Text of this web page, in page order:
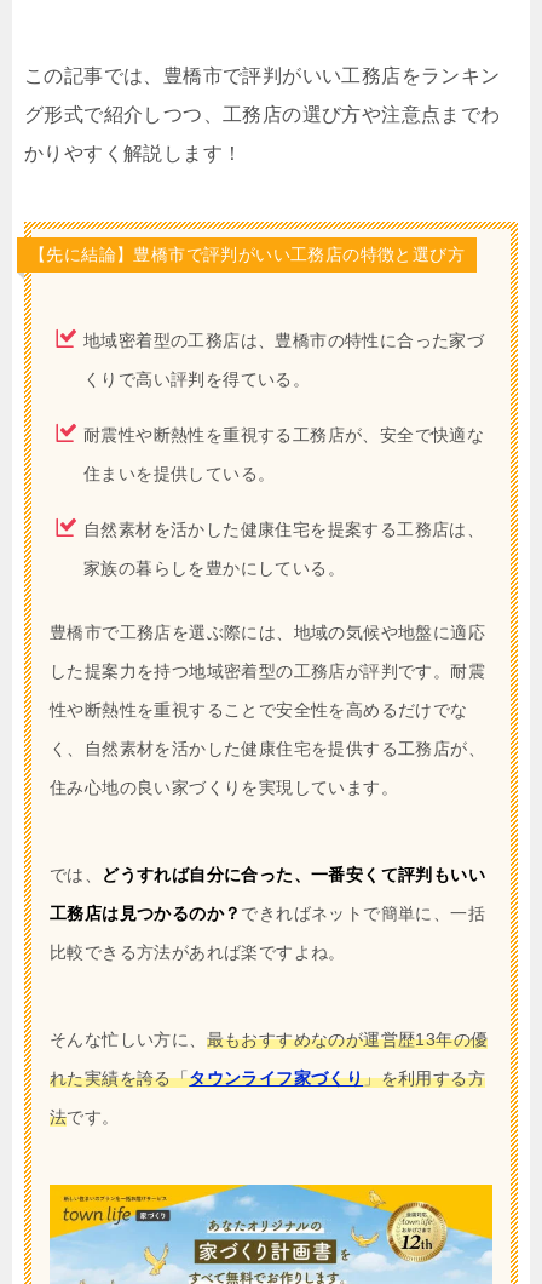
この記事では、豊橋市で評判がいい工務店をランキン
グ形式で紹介しつつ、工務店の選び方や注意点までわ
かりやすく解説します！
【先に結論】豊橋市で評判がいい工務店の特徴と選び方
地域密着型の工務店は、豊橋市の特性に合った家づ
くりで高い評判を得ている。
耐震性や断熱性を重視する工務店が、安全で快適な
住まいを提供している。
自然素材を活かした健康住宅を提案する工務店は、
家族の暮らしを豊かにしている。
豊橋市で工務店を選ぶ際には、地域の気候や地盤に適応
した提案力を持つ地域密着型の工務店が評判です。耐震
性や断熱性を重視することで安全性を高めるだけでな
く、自然素材を活かした健康住宅を提供する工務店が、
住み心地の良い家づくりを実現しています。
では、
どうすれば自分に合った、一番安くて評判もいい
工務店は見つかるのか？ できればネットで簡単に、一括
比較できる方法があれば楽ですよね。
そんな忙しい方に、 最もおすすめなのが運営歴13年の優
れた実績を誇る「タウンライフ家づくり」を利用する方
法です。